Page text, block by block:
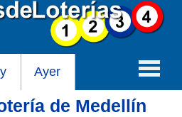
Ayer
de Medellín